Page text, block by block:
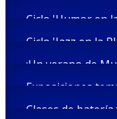
Ciclo 'Humor en
Ciclo 'Jazz en la
¡Un verano de
Exposiciones
Clases de